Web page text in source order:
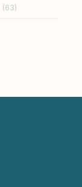
(63)